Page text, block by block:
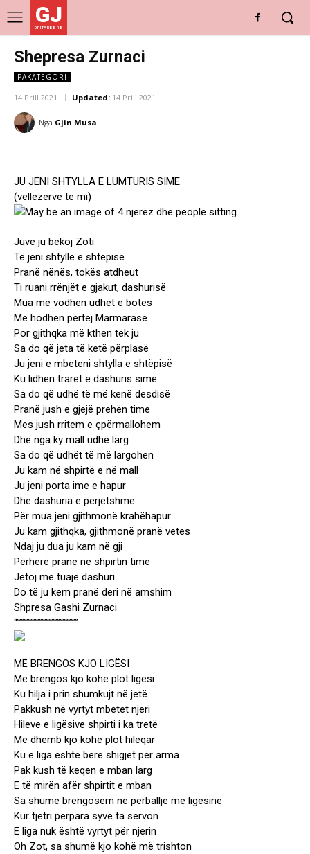
GJ
DRITARE E RE
Shepresa Zurnaci
PAKATEGORI
14 Prill 2021 Updated: 14 Prill 2021
Nga Gjin Musa
JU JENI SHTYLLA E LUMTURIS SIME
(vellezerve te mi)
Juve ju bekoj Zoti
Të jeni shtyllë e shtëpisë
Pranë nënës, tokës atdheut
Ti ruani rrënjët e gjakut, dashurisë
Mua më vodhën udhët e botës
Më hodhën përtej Marmarasë
Por gjithqka më kthen tek ju
Sa do që jeta të ketë përplasë
Ju jeni e mbeteni shtylla e shtëpisë
Ku lidhen trarët e dashuris sime
Sa do që udhë të më kenë desdisë
Pranë jush e gjejë prehën time
Mes jush rritem e çpërmallohem
Dhe nga ky mall udhë larg
Sa do që udhët të më largohen
Ju kam në shpirtë e në mall
Ju jeni porta ime e hapur
Dhe dashuria e përjetshme
Për mua jeni gjithmonë krahëhapur
Ju kam gjithqka, gjithmonë pranë vetes
Ndaj ju dua ju kam në gji
Përherë pranë në shpirtin timë
Jetoj me tuajë dashuri
Do të ju kem pranë deri në amshim
Shpresa Gashi Zurnaci
“””””””””””””””””””””””
MË BRENGOS KJO LIGËSI
Më brengos kjo kohë plot ligësi
Ku hilja i prin shumkujt në jetë
Pakkush në vyrtyt mbetet njeri
Hileve e ligësive shpirti i ka tretë
Më dhemb kjo kohë plot hileqar
Ku e liga është bërë shigjet për arma
Pak kush të keqen e mban larg
E të mirën afër shpirtit e mban
Sa shume brengosem në përballje me ligësinë
Kur tjetri përpara syve ta servon
E liga nuk është vyrtyt për njerin
Oh Zot, sa shumë kjo kohë më trishton